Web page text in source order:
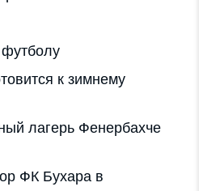
к зимнему
лагерь Фенербахче
ФК Бухара в